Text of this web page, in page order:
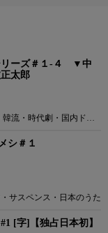
リーズ＃１-４ ▼中
太郎
流・時代劇・国内ドラ
シ＃１
サスペンス・日本のうた
[字]【独占日本初】